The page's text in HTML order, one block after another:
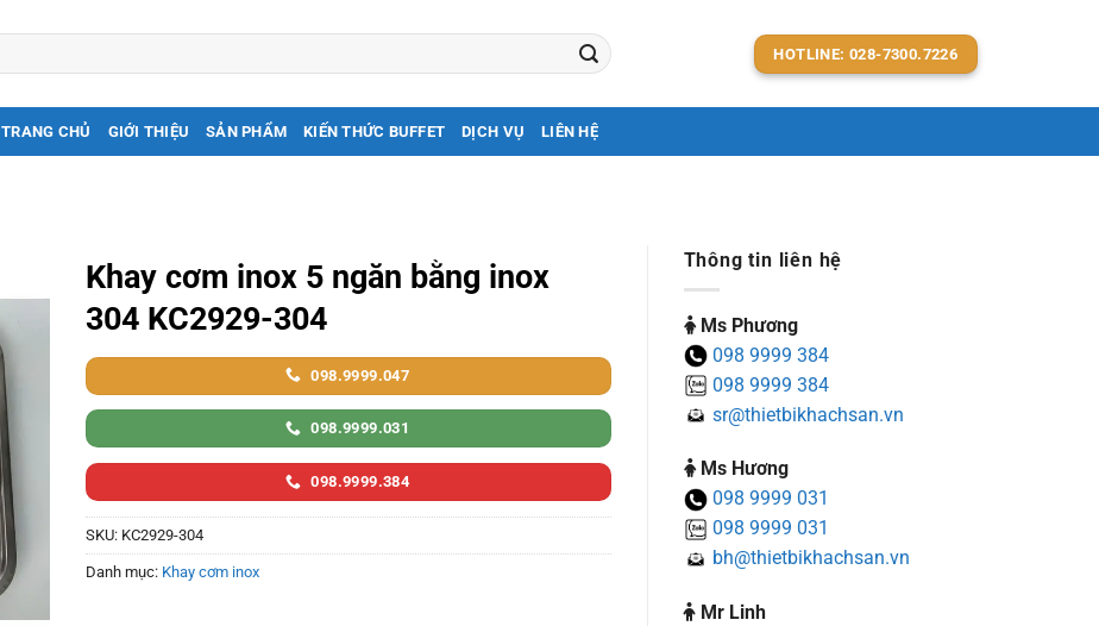
HOTLINE: 028-7300.7226
TRANG CHỦ GIỚI THIỆU SẢN PHẨM KIẾN THỨC BUFFET DỊCH VỤ LIÊN HỆ
Khay cơm inox 5 ngăn bằng inox
304 KC2929-304
098.9999.047
098.9999.031
098.9999.384
SKU: KC2929-304
Danh mục: Khay cơm inox
Thông tin liên hệ
Ms Phương
098 9999 384
098 9999 384
sr@thietbikhachsan.vn
Ms Hương
098 9999 031
098 9999 031
bh@thietbikhachsan.vn
Mr Linh